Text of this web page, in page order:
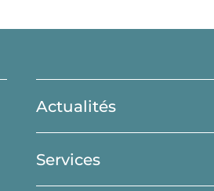
Actualités
Services